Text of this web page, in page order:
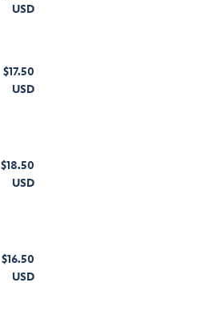
USD
$17.50
USD
$18.50
USD
$16.50
USD